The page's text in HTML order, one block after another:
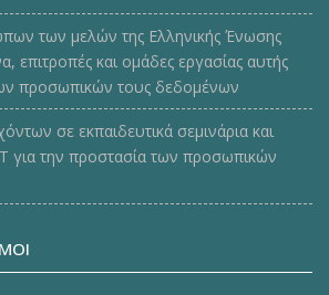
των μελών της Ελληνικής Ένωσης
επιτροπές και ομάδες εργασίας αυτής
προσωπικών τους δεδομένων
σε εκπαιδευτικά σεμινάρια και
για την προστασία των προσωπικών